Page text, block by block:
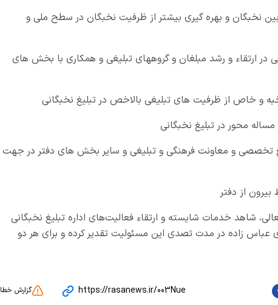
نخبگان و بهره گیری بیشتر از ظرفیت نخبگان در سطح ملی و
در ارتقاء و رشد مبلغان و گروههای تبلیغی و همکاری با بخش های
و خاص از ظرفیت های تبلیغی بالاخص در تبلیغ نخبگانی
محور در تبلیغ نخبگانی
تخصصی و معاونت فرهنگی و تبلیغی و سایر بخش های دفتر در جهت
از دفتر
شاهد خدمات شایسته و ارتقاء فعالیت‌های اداره تبلیغ نخبگانی
عباس زاده در مدت تصدی این مسئولیت تقدیر کرده و برای هر دو
https://rasanews.ir/003Nue گزارش خطا